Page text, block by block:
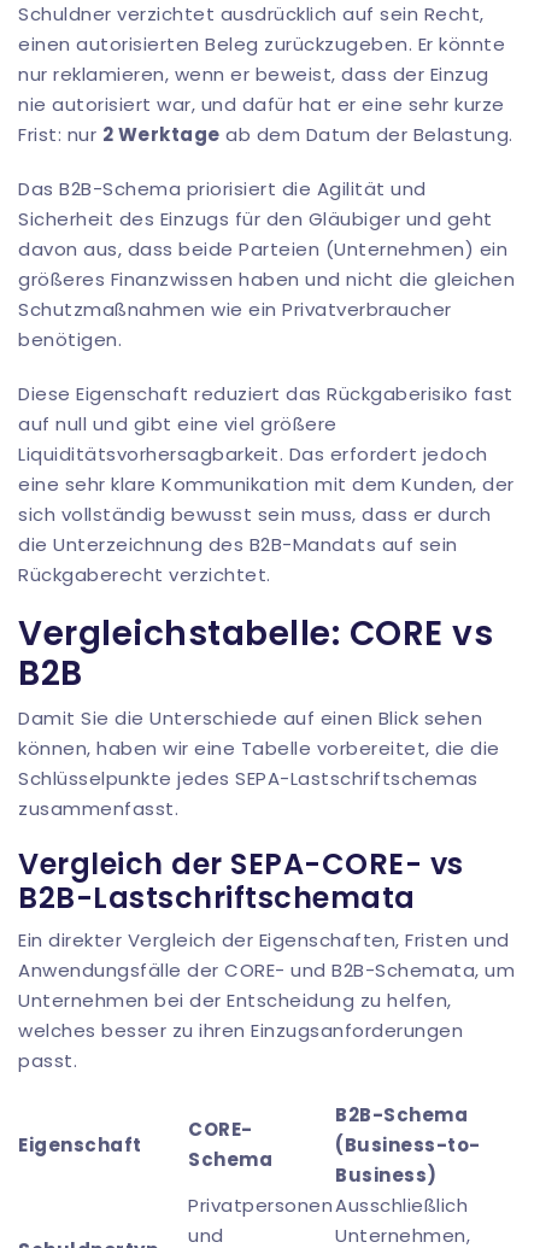
Schuldner verzichtet ausdrücklich auf sein Recht,
einen autorisierten Beleg zurückzugeben. Er könnte
nur reklamieren, wenn er beweist, dass der Einzug
nie autorisiert war, und dafür hat er eine sehr kurze
Frist: nur 2 Werktage ab dem Datum der Belastung.
Das B2B-Schema priorisiert die Agilität und
Sicherheit des Einzugs für den Gläubiger und geht
davon aus, dass beide Parteien (Unternehmen) ein
größeres Finanzwissen haben und nicht die gleichen
Schutzmaßnahmen wie ein Privatverbraucher
benötigen.
Diese Eigenschaft reduziert das Rückgaberisiko fast
auf null und gibt eine viel größere
Liquiditätsvorhersagbarkeit. Das erfordert jedoch
eine sehr klare Kommunikation mit dem Kunden, der
sich vollständig bewusst sein muss, dass er durch
die Unterzeichnung des B2B-Mandats auf sein
Rückgaberecht verzichtet.
Vergleichstabelle: CORE vs
B2B
Damit Sie die Unterschiede auf einen Blick sehen
können, haben wir eine Tabelle vorbereitet, die die
Schlüsselpunkte jedes SEPA-Lastschriftschemas
zusammenfasst.
Vergleich der SEPA-CORE- vs
B2B-Lastschriftschemata
Ein direkter Vergleich der Eigenschaften, Fristen und
Anwendungsfälle der CORE- und B2B-Schemata, um
Unternehmen bei der Entscheidung zu helfen,
welches besser zu ihren Einzugsanforderungen
passt.
Eigenschaft
CORE-
Schema
B2B-Schema
(Business-to-
Business)
Privatpersonen
und
Ausschließlich
Unternehmen,